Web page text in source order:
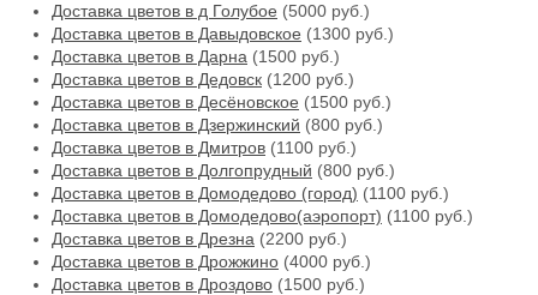
Доставка цветов в д Голубое (5000 руб.)
Доставка цветов в Давыдовское (1300 руб.)
Доставка цветов в Дарна (1500 руб.)
Доставка цветов в Дедовск (1200 руб.)
Доставка цветов в Десёновское (1500 руб.)
Доставка цветов в Дзержинский (800 руб.)
Доставка цветов в Дмитров (1100 руб.)
Доставка цветов в Долгопрудный (800 руб.)
Доставка цветов в Домодедово (город) (1100 руб.)
Доставка цветов в Домодедово(аэропорт) (1100 руб.)
Доставка цветов в Дрезна (2200 руб.)
Доставка цветов в Дрожжино (4000 руб.)
Доставка цветов в Дроздово (1500 руб.)